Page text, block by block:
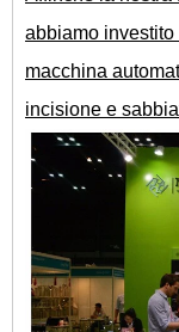
abbiamo
macchina
incisione e